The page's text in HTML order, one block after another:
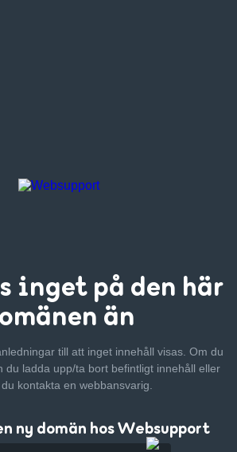
inget på den här
än
till att inget innehåll visas. Om du
du ladda upp/ta bort befintligt innehåll eller
kontakta en webbansvarig.
ny domän hos Websupport